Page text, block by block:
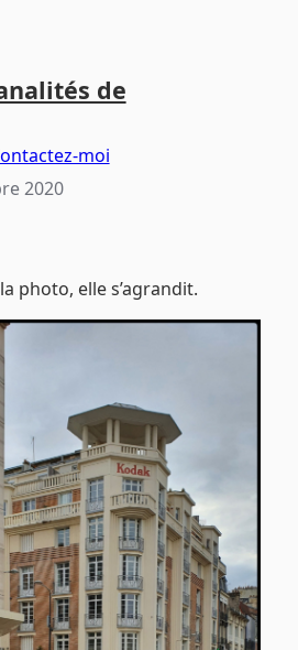
de
moi
2020
photo, elle s’agrandit.